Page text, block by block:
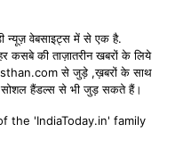
न्यूज़ वेबसाइट्स में से एक है.
कसबे की ताज़ातरीन खबरों के लिये
से जुड़े ,ख़बरों के साथ
हैंडल्स से भी जुड़ सकते हैं।
the 'IndiaToday.in' family